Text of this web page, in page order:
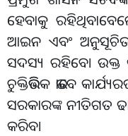
ହେବାକୁ
ଆଇନ ଏବଂ
ସଦସ୍ୟ ରହିବେ। ଉକ୍ତ
ଚୁକ୍ତିଭିତ୍ତିକ ଭାବେ
ସରକାରଙ୍କ ନୀତିଗତ
କରିବ।